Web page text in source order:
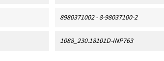
8980371002 - 8-98037100-2
1088_230.18101D-INP763